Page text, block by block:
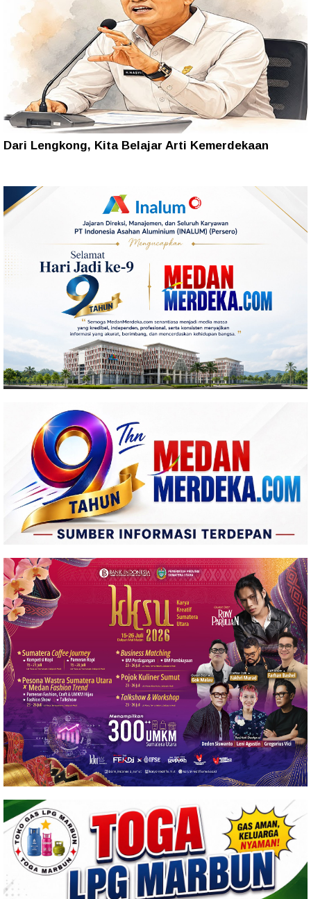
Dari Lengkong, Kita Belajar Arti Kemerdekaan